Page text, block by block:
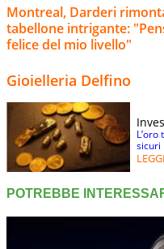
Montreal, Darderi
tabellone intrigante:
felice del mio livello"
Gioielleria Delfino
sicuri
LEGGI